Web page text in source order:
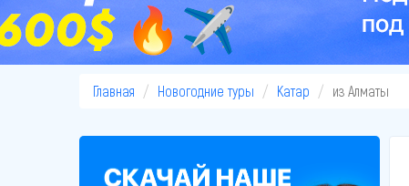
Главная Новогодние туры Катар из Алматы